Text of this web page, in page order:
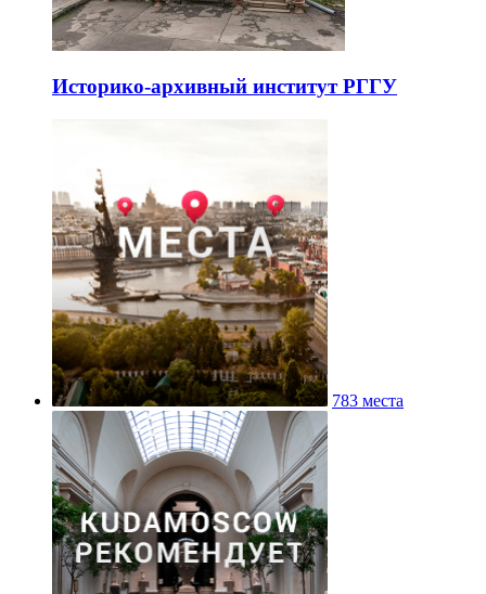
Историко-архивный институт РГГУ
783 места